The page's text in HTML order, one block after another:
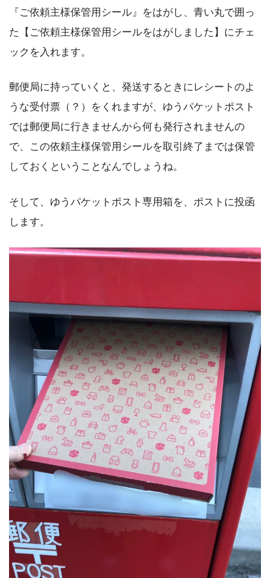
『ご依頼主様保管用シール』をはがし、青い丸で囲っ
た【ご依頼主様保管用シールをはがしました】にチェ
ックを入れます。
郵便局に持っていくと、発送するときにレシートのよ
うな受付票（？）をくれますが、ゆうパケットポスト
では郵便局に行きませんから何も発行されませんの
で、この依頼主様保管用シールを取引終了までは保管
しておくということなんでしょうね。
そして、ゆうパケットポスト専用箱を、ポストに投函
します。